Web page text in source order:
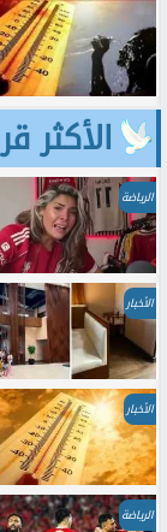
الأكثر
الرياضة
الأخبار
الأخبار
الرياضة